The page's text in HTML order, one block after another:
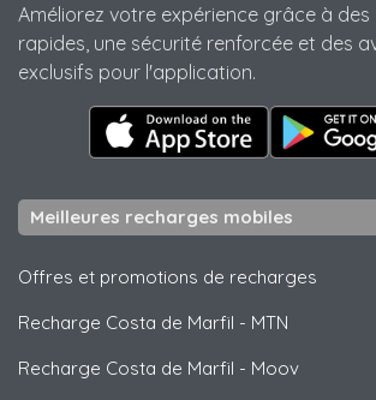
Améliorez votre expérience grâce à
rapides, une sécurité renforcée et des
exclusifs pour l'application.
Meilleures recharges mobiles
Offres et promotions de recharges
Recharge Costa de Marfil - MTN
Recharge Costa de Marfil - Moov